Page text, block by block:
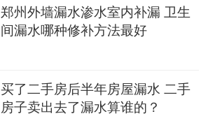
郑州外墙漏水渗水室内补漏 卫生
间漏水哪种修补方法最好
买了二手房后半年房屋漏水 二手
房子卖出去了漏水算谁的？